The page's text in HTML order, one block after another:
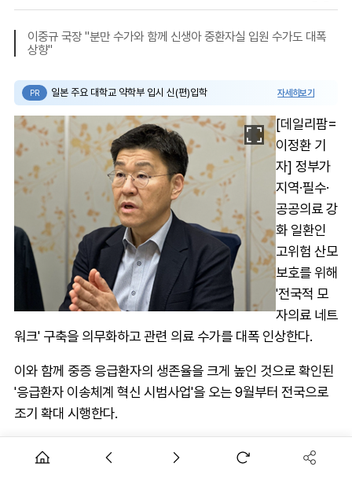
이중규 국장 "분만 수가와 함께 신생아 중환자실 입원 수가도 대폭
상향"
PR 일본 주요 대학교 약학부 입시 신(편)입학 자세히보기
[데일리팜=
이정환 기
자] 정부가
지역·필수·
공공의료 강
화 일환인
고위험 산모
보호를 위해
'전국적 모
자의료 네트
워크' 구축을 의무화하고 관련 의료 수가를 대폭 인상한다.
이와 함께 중증 응급환자의 생존율을 크게 높인 것으로 확인된
'응급환자 이송체계 혁신 시범사업'을 오는 9월부터 전국으로
조기 확대 시행한다.
1일 이중규 복지부 공공보건정책관은 전문기자협의회와 만난
자리에서 이같이 설명했다.